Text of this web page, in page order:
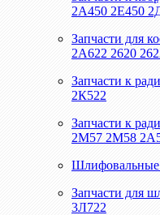
2А450 2Е450
Запчасти для
2А622 2620
Запчасти к
2К522
Запчасти к
2М57 2М58
Шлифовальные
Запчасти для
3Л722